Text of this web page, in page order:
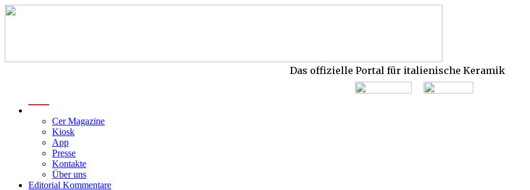
Das offizielle Portal für italienische Keramik
Cer Magazine
Kiosk
App
Presse
Kontakte
Über uns
Editorial Kommentare